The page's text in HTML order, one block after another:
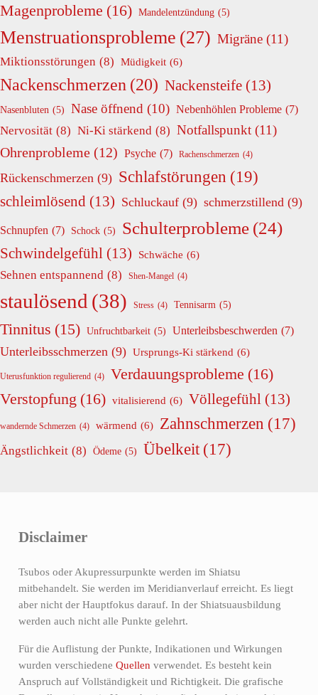
Magenprobleme (16) Mandelentzündung (5)
Menstruationsprobleme (27) Migräne (11)
Miktionsstörungen (8) Müdigkeit (6)
Nackenschmerzen (20) Nackensteife (13)
Nasenbluten (5) Nase öffnend (10) Nebenhöhlen Probleme (7)
Nervosität (8) Ni-Ki stärkend (8) Notfallspunkt (11)
Ohrenprobleme (12) Psyche (7) Rachenschmerzen (4)
Rückenschmerzen (9) Schlafstörungen (19)
schleimlösend (13) Schluckauf (9) schmerzstillend (9)
Schnupfen (7) Schock (5) Schulterprobleme (24)
Schwindelgefühl (13) Schwäche (6)
Sehnen entspannend (8) Shen-Mangel (4)
staulösend (38) Stress (4) Tennisarm (5)
Tinnitus (15) Unfruchtbarkeit (5) Unterleibsbeschwerden (7)
Unterleibsschmerzen (9) Ursprungs-Ki stärkend (6)
Uterusfunktion regulierend (4) Verdauungsprobleme (16)
Verstopfung (16) vitalisierend (6) Völlegefühl (13)
wandernde Schmerzen (4) wärmend (6) Zahnschmerzen (17)
Ängstlichkeit (8) Ödeme (5) Übelkeit (17)
Disclaimer
Tsubos oder Akupressurpunkte werden im Shiatsu
mitbehandelt. Sie werden im Meridianverlauf erreicht. Es liegt
aber nicht der Hauptfokus darauf. In der Shiatsuausbildung
werden auch nicht alle Punkte gelehrt.
Für die Auflistung der Punkte, Indikationen und Wirkungen
wurden verschiedene Quellen verwendet. Es besteht kein
Anspruch auf Vollständigkeit und Richtigkeit. Die grafische